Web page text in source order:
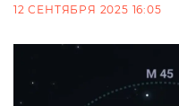
12 СЕНТЯБРЯ 2025 16:05